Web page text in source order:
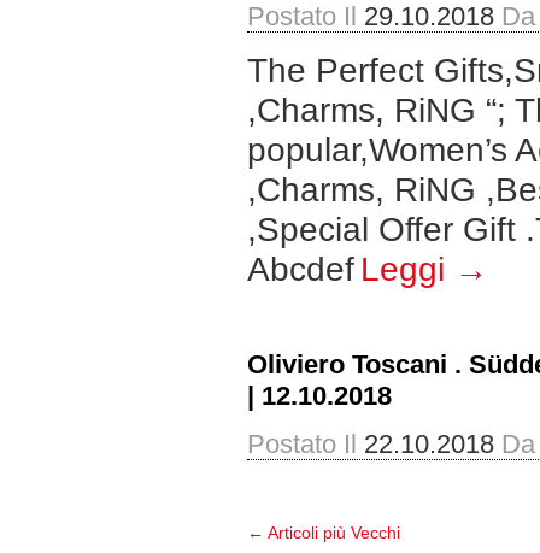
Postato Il 29.10.2018 Da
The Perfect
,Charms, RiNG “;
popular,Women’s
,Charms, RiNG
,Special Offer Gift
Abcdef Leggi →
Oliviero Toscani .
| 12.10.2018
Postato Il 22.10.2018 Da
← Articoli più Vecchi